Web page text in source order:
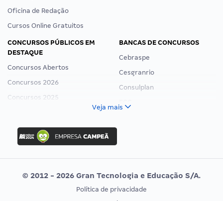
Oficina de Redação
Cursos Online Gratuitos
CONCURSOS PÚBLICOS EM
DESTAQUE
Concursos Abertos
Concursos 2026
Concursos 2025
Concurso Nacional Unificado
Concurso Ibama
Concurso MPU
Editais publicados
BANCAS DE CONCURSOS
Cebraspe
Cesgranrio
Consulplan
Vunesp
CONCURSOS POR PROFISSÃO EXAME DE ORDEM
Veja mais
© 2012 - 2026 Gran Tecnologia e Educação S/A.
Política de privacidade